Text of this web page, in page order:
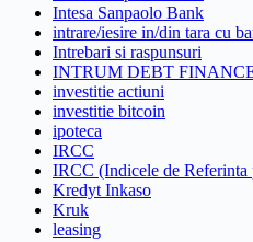
Intesa Sanpaolo Bank
intrare/iesire in/din tara cu
Intrebari si raspunsuri
INTRUM DEBT
investitie actiuni
investitie bitcoin
ipoteca
IRCC
IRCC (Indicele de
Kredyt Inkaso
Kruk
leasing